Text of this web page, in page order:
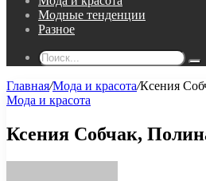
Модные тенденции
Разное
Главная/Мода и красота/Ксения
Мода и красота
Ксения Собчак,